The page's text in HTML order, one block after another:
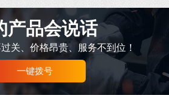
产品会说话
关、价格昂贵、服务不到位！
一键拨号